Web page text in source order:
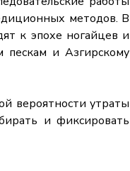
методов. В
к эпохе ногайцев и
и Азгирскому
вероятности утраты
и фиксировать